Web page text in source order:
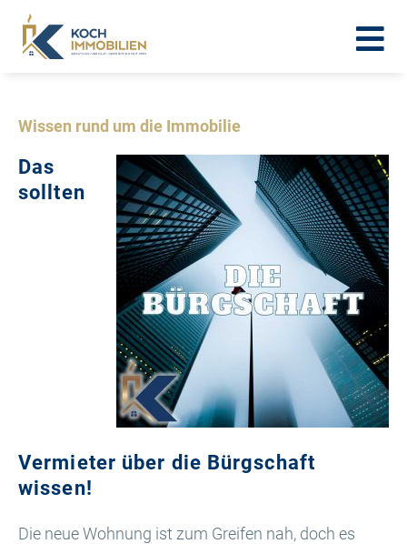
Wissen rund um die Immobilie
Das
sollten
Vermieter über die Bürgschaft
wissen!
Die neue Wohnung ist zum Greifen nah, doch es